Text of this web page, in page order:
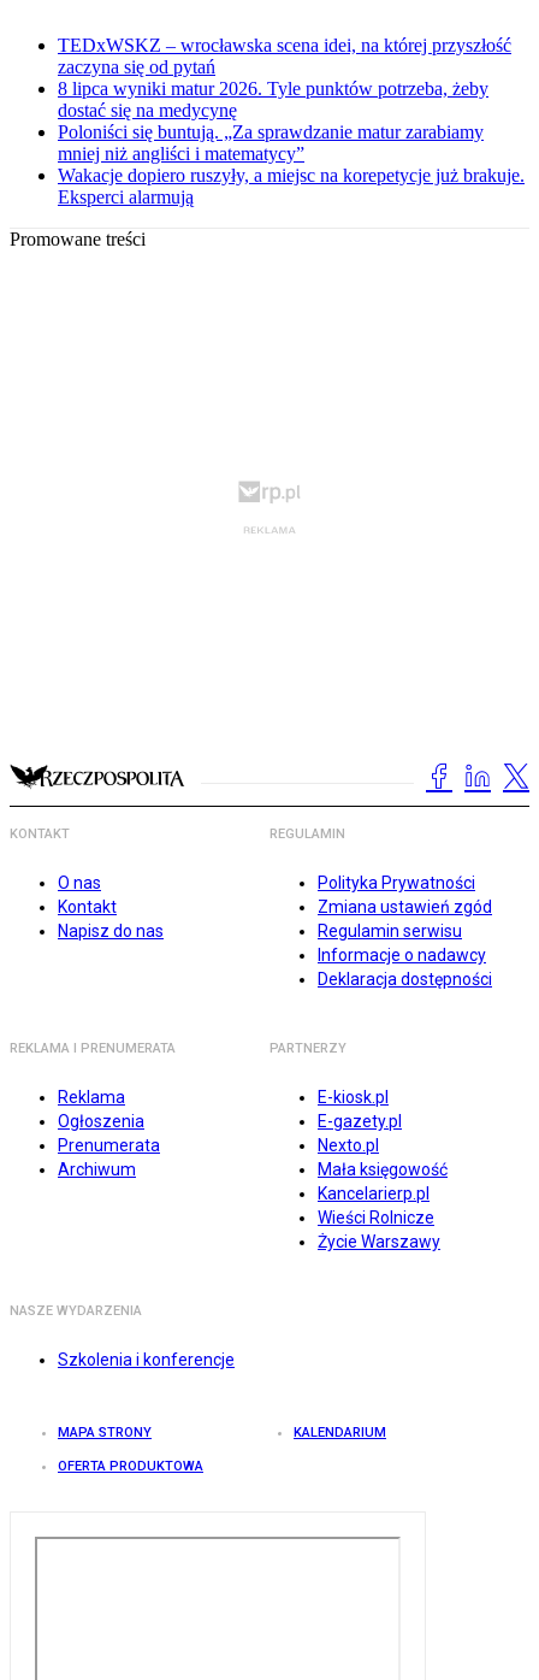
TEDxWSKZ – wrocławska scena idei, na której przyszłość
zaczyna się od pytań
8 lipca wyniki matur 2026. Tyle punktów potrzeba, żeby
dostać się na medycynę
Poloniści się buntują. „Za sprawdzanie matur zarabiamy
mniej niż angliści i matematycy”
Wakacje dopiero ruszyły, a miejsc na korepetycje już brakuje.
Eksperci alarmują
Promowane treści
KONTAKT
O nas
Kontakt
Napisz do nas
REGULAMIN
Polityka Prywatności
Zmiana ustawień zgód
Regulamin serwisu
Informacje o nadawcy
Deklaracja dostępności
REKLAMA I PRENUMERATA
Reklama
Ogłoszenia
Prenumerata
Archiwum
PARTNERZY
E-kiosk.pl
E-gazety.pl
Nexto.pl
Mała księgowość
Kancelarierp.pl
Wieści Rolnicze
Życie Warszawy
NASZE WYDARZENIA
Szkolenia i konferencje
MAPA STRONY KALENDARIUM
OFERTA PRODUKTOWA